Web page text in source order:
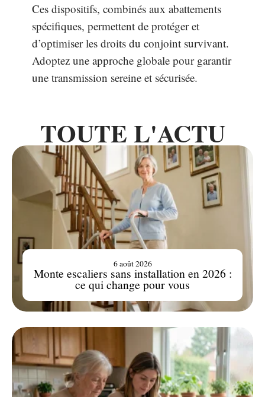
Ces dispositifs, combinés aux abattements
spécifiques, permettent de protéger et
d’optimiser les droits du conjoint survivant.
Adoptez une approche globale pour garantir
une transmission sereine et sécurisée.
TOUTE L'ACTU
Monte escaliers sans installation en 2026 :
ce qui change pour vous
6 août 2026